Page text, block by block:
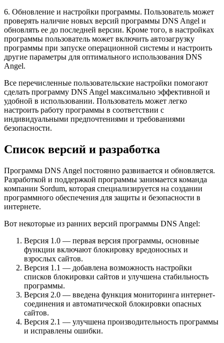
6. Обновление и настройки программы. Пользователь может
проверять наличие новых версий программы DNS Angel и
обновлять ее до последней версии. Кроме того, в настройках
программы пользователь может включить автозагрузку
программы при запуске операционной системы и настроить
другие параметры для оптимального использования DNS
Angel.
Все перечисленные пользовательские настройки помогают
сделать программу DNS Angel максимально эффективной и
удобной в использовании. Пользователь может легко
настроить работу программы в соответствии с
индивидуальными предпочтениями и требованиями
безопасности.
Список версий и разработка
Программа DNS Angel постоянно развивается и обновляется.
Разработкой и поддержкой программы занимается команда
компании Sordum, которая специализируется на создании
программного обеспечения для защиты и безопасности в
интернете.
Вот некоторые из ранних версий программы DNS Angel:
Версия 1.0 — первая версия программы, основные
функции включают блокировку вредоносных и
взрослых сайтов.
Версия 1.1 — добавлена возможность настройки
списков блокировки сайтов и улучшена стабильность
программы.
Версия 2.0 — введена функция мониторинга интернет-
соединения и автоматической блокировки опасных
сайтов.
Версия 2.1 — улучшена производительность программы
и исправлены ошибки.